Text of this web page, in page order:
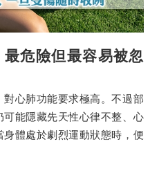
危險但最容易被忽
心肺功能要求極高。不過部
能隱藏先天性心律不整、心
體處於劇烈運動狀態時，便